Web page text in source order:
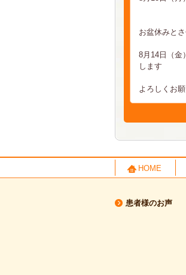
お盆休みと
8月14日（金
します
よろしくお
HOME
患者様のお声